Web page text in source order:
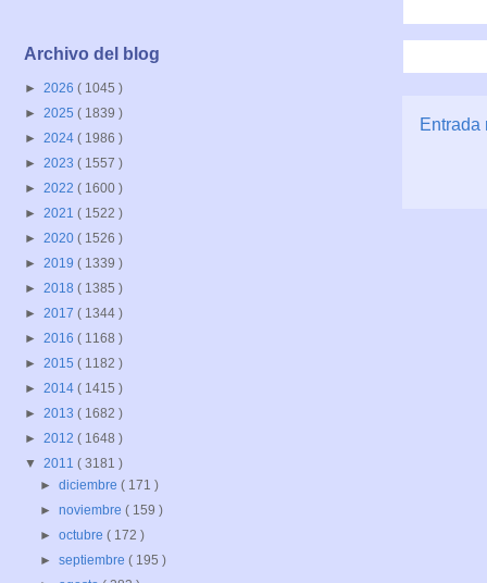
Entrada
Archivo del blog
► 2026 ( 1045 )
► 2025 ( 1839 )
► 2024 ( 1986 )
► 2023 ( 1557 )
► 2022 ( 1600 )
► 2021 ( 1522 )
► 2020 ( 1526 )
► 2019 ( 1339 )
► 2018 ( 1385 )
► 2017 ( 1344 )
► 2016 ( 1168 )
► 2015 ( 1182 )
► 2014 ( 1415 )
► 2013 ( 1682 )
► 2012 ( 1648 )
▼ 2011 ( 3181 )
►diciembre( 171 )
►noviembre( 159 )
►octubre( 172 )
►septiembre( 195 )